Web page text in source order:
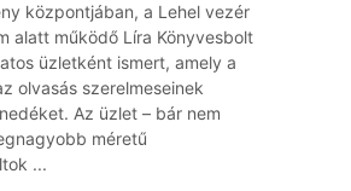
központjában, a Lehel vezér
alatt működő Líra Könyvesbolt
üzletként ismert, amely a
olvasás szerelmeseinek
Az üzlet – bár nem
méretű
...